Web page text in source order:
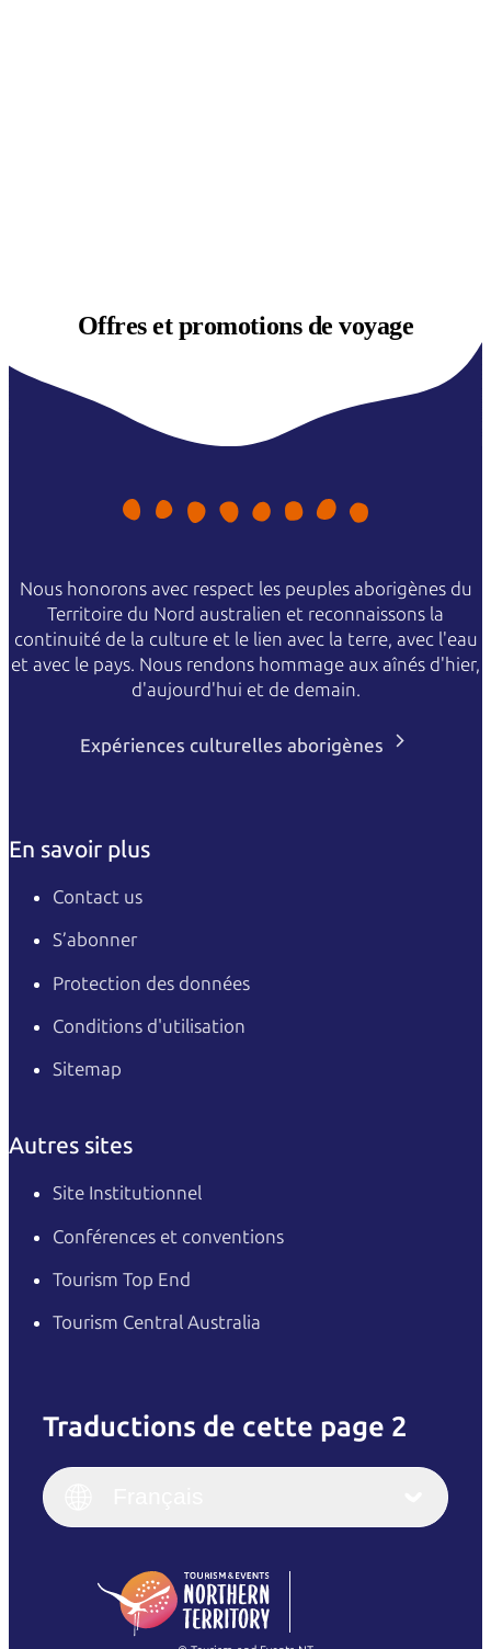
Offres etpromotions de voyage
Nous honorons avec respect les peuples aborigènes du
Territoire du Nord australien et reconnaissons la
continuité de la culture et le lien avec la terre, avec l'eau
et avec le pays. Nous rendons hommage aux aînés d'hier,
d'aujourd'hui et de demain.
Expériences culturelles aborigènes
En savoir plus
Contact us
S’abonner
Protection des données
Conditions d'utilisation
Sitemap
Autres sites
Site Institutionnel
Conférences et conventions
Tourism Top End
Tourism Central Australia
Traductions de cette page 2
English
(Singapore)
Italiano
繁體中文